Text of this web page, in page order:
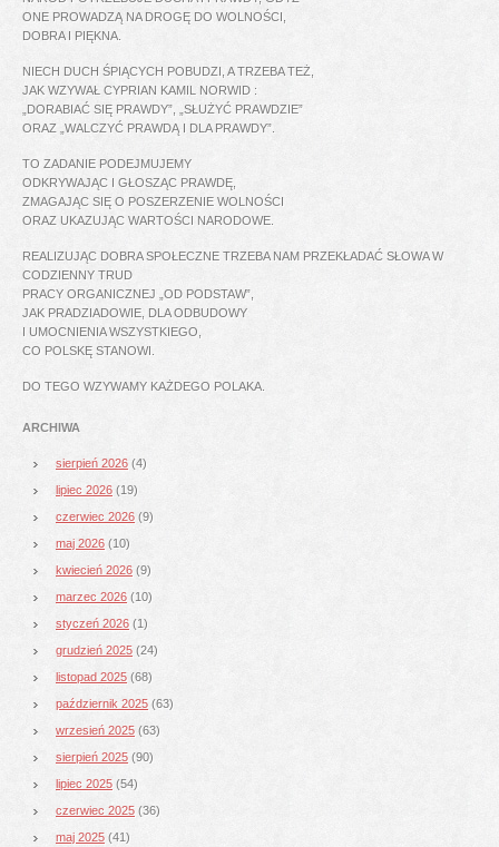
ONE PROWADZĄ NA DROGĘ DO WOLNOŚCI,
DOBRA I PIĘKNA.
NIECH DUCH ŚPIĄCYCH POBUDZI, A TRZEBA TEŻ,
JAK WZYWAŁ CYPRIAN KAMIL NORWID :
„DORABIAĆ SIĘ PRAWDY”, „SŁUŻYĆ PRAWDZIE”
ORAZ „WALCZYĆ PRAWDĄ I DLA PRAWDY”.
TO ZADANIE PODEJMUJEMY
ODKRYWAJĄC I GŁOSZĄC PRAWDĘ,
ZMAGAJĄC SIĘ O POSZERZENIE WOLNOŚCI
ORAZ UKAZUJĄC WARTOŚCI NARODOWE.
REALIZUJĄC DOBRA SPOŁECZNE TRZEBA NAM PRZEKŁADAĆ SŁOWA W
CODZIENNY TRUD
PRACY ORGANICZNEJ „OD PODSTAW”,
JAK PRADZIADOWIE, DLA ODBUDOWY
I UMOCNIENIA WSZYSTKIEGO,
CO POLSKĘ STANOWI.
DO TEGO WZYWAMY KAŻDEGO POLAKA.
ARCHIWA
sierpień 2026 (4)
lipiec 2026 (19)
czerwiec 2026 (9)
maj 2026 (10)
kwiecień 2026 (9)
marzec 2026 (10)
styczeń 2026 (1)
grudzień 2025 (24)
listopad 2025 (68)
październik 2025 (63)
wrzesień 2025 (63)
sierpień 2025 (90)
lipiec 2025 (54)
czerwiec 2025 (36)
maj 2025 (41)